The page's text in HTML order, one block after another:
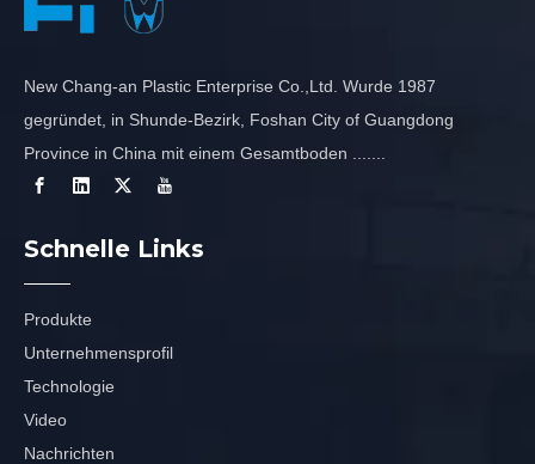
New Chang-an Plastic Enterprise Co.,Ltd. Wurde 1987
gegründet, in Shunde-Bezirk, Foshan City of Guangdong
Province in China mit einem Gesamtboden .......
Schnelle Links
Produkte
Unternehmensprofil
Technologie
Video
Nachrichten